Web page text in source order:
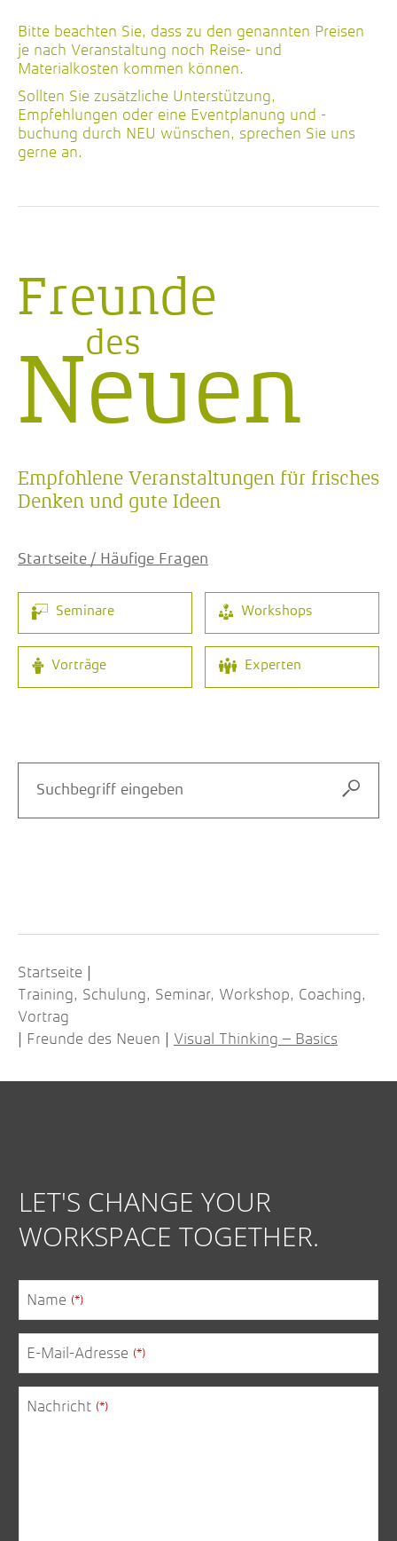
Bitte beachten Sie, dass zu den genannten Preisen
je nach Veranstaltung noch Reise- und
Materialkosten kommen können.
Sollten Sie zusätzliche Unterstützung,
Empfehlungen oder eine Eventplanung und -
buchung durch NEU wünschen, sprechen Sie uns
gerne an.
Freunde
des
Neuen
Empfohlene Veranstaltungen für frisches
Denken und gute Ideen
Startseite / Häufige Fragen
Seminare Workshops
Vorträge Experten
Startseite
Training, Schulung, Seminar, Workshop, Coaching,
Vortrag
Freunde des Neuen Visual Thinking – Basics
LET'S CHANGE YOUR
WORKSPACE TOGETHER.
Name (*)
E-Mail-Adresse (*)
Email (*)
Nachricht (*)